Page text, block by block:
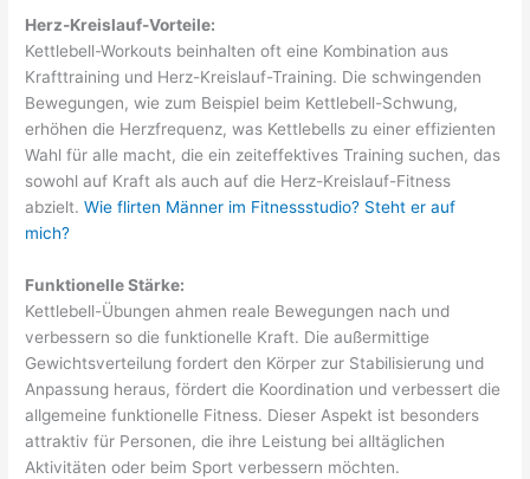
Herz-Kreislauf-Vorteile:
Kettlebell-Workouts beinhalten oft eine Kombination aus
Krafttraining und Herz-Kreislauf-Training. Die schwingenden
Bewegungen, wie zum Beispiel beim Kettlebell-Schwung,
erhöhen die Herzfrequenz, was Kettlebells zu einer effizienten
Wahl für alle macht, die ein zeiteffektives Training suchen, das
sowohl auf Kraft als auch auf die Herz-Kreislauf-Fitness
abzielt.Wie flirten Männer im Fitnessstudio? Steht er auf
mich?
Funktionelle Stärke:
Kettlebell-Übungen ahmen reale Bewegungen nach und
verbessern so die funktionelle Kraft. Die außermittige
Gewichtsverteilung fordert den Körper zur Stabilisierung und
Anpassung heraus, fördert die Koordination und verbessert die
allgemeine funktionelle Fitness. Dieser Aspekt ist besonders
attraktiv für Personen, die ihre Leistung bei alltäglichen
Aktivitäten oder beim Sport verbessern möchten.